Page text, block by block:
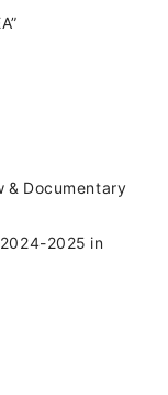
& Documentary
2025 in